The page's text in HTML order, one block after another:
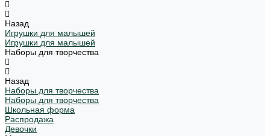
Назад
Игрушки для малышей
Игрушки для малышей
Наборы для творчества
Назад
Наборы для творчества
Наборы для творчества
Школьная форма
Распродажа
Девочки